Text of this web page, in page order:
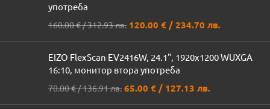
употреба
160.00€/ 312.93 лв. 120.00 € / 234.70 лв.
EIZO FlexScan EV2416W, 24.1", 1920x1200 WUXGA
16:10, монитор втора употреба
70.00€/ 136.91 лв. 65.00 € / 127.13 лв.